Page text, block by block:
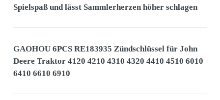
Spielspaß und lässt Sammlerherzen höher schlagen
GAOHOU 6PCS RE183935 Zündschlüssel für John
Deere Traktor 4120 4210 4310 4320 4410 4510 6010
6410 6610 6910